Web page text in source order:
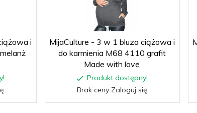
i
MijaCulture - 3 w 1 bluza ciążowa i
do karmienia M68 4110 grafit
Made with love
Produkt dostępny!
Brak ceny Zaloguj się